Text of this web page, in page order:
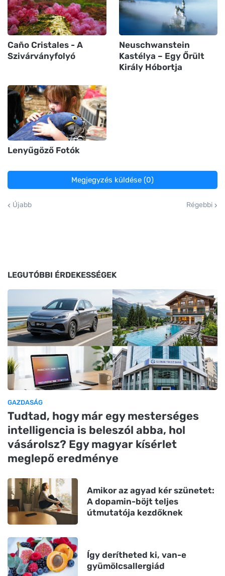
Caño Cristales - A
Szivárványfolyó
Neuschwanstein
Kastélya – Egy Őrült
Király Hóbortja
Lenyűgöző Fotók
Megjegyzés küldése (0)
Újabb Régebbi
LEGUTÓBBI ÉRDEKESSÉGEK
GAZDASÁG
Tudtad, hogy már egy mesterséges
intelligencia is beleszól abba, hol
vásárolsz? Egy magyar kísérlet
meglepő eredménye
Amikor az agyad kér szünetet:
A dopamin-böjt teljes
útmutatója kezdőknek
Így derítheted ki, van-e
gyümölcsallergiád